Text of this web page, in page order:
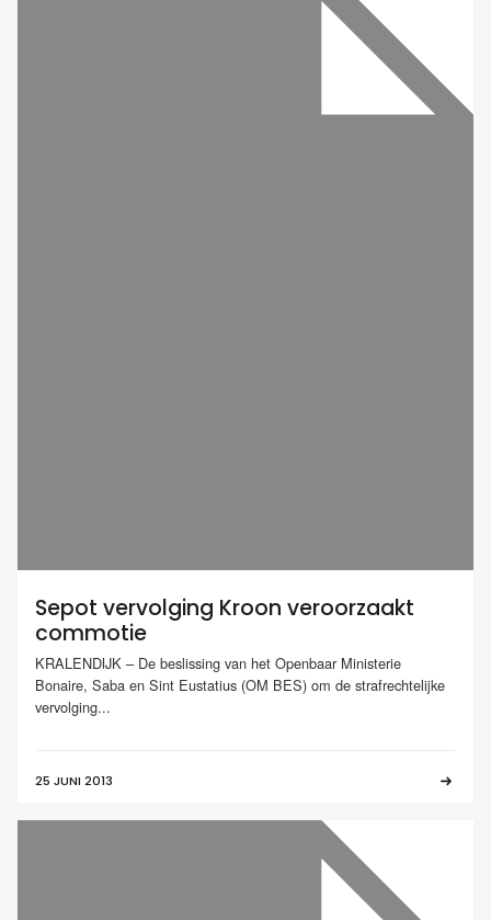
Sepot vervolging Kroon veroorzaakt
commotie
KRALENDIJK – De beslissing van het Openbaar Ministerie
Bonaire, Saba en Sint Eustatius (OM BES) om de strafrechtelijke
vervolging...
25 JUNI 2013